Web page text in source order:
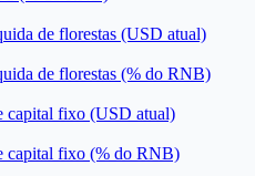
de florestas (USD atual)
de florestas (% do RNB)
capital fixo (USD atual)
capital fixo (% do RNB)